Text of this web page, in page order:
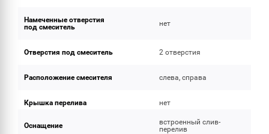
Намеченные отверстия
под смеситель
нет
Отверстия под смеситель 2 отверстия
Расположение смесителя слева, справа
Крышка перелива нет
Оснащение
встроенный слив-
перелив